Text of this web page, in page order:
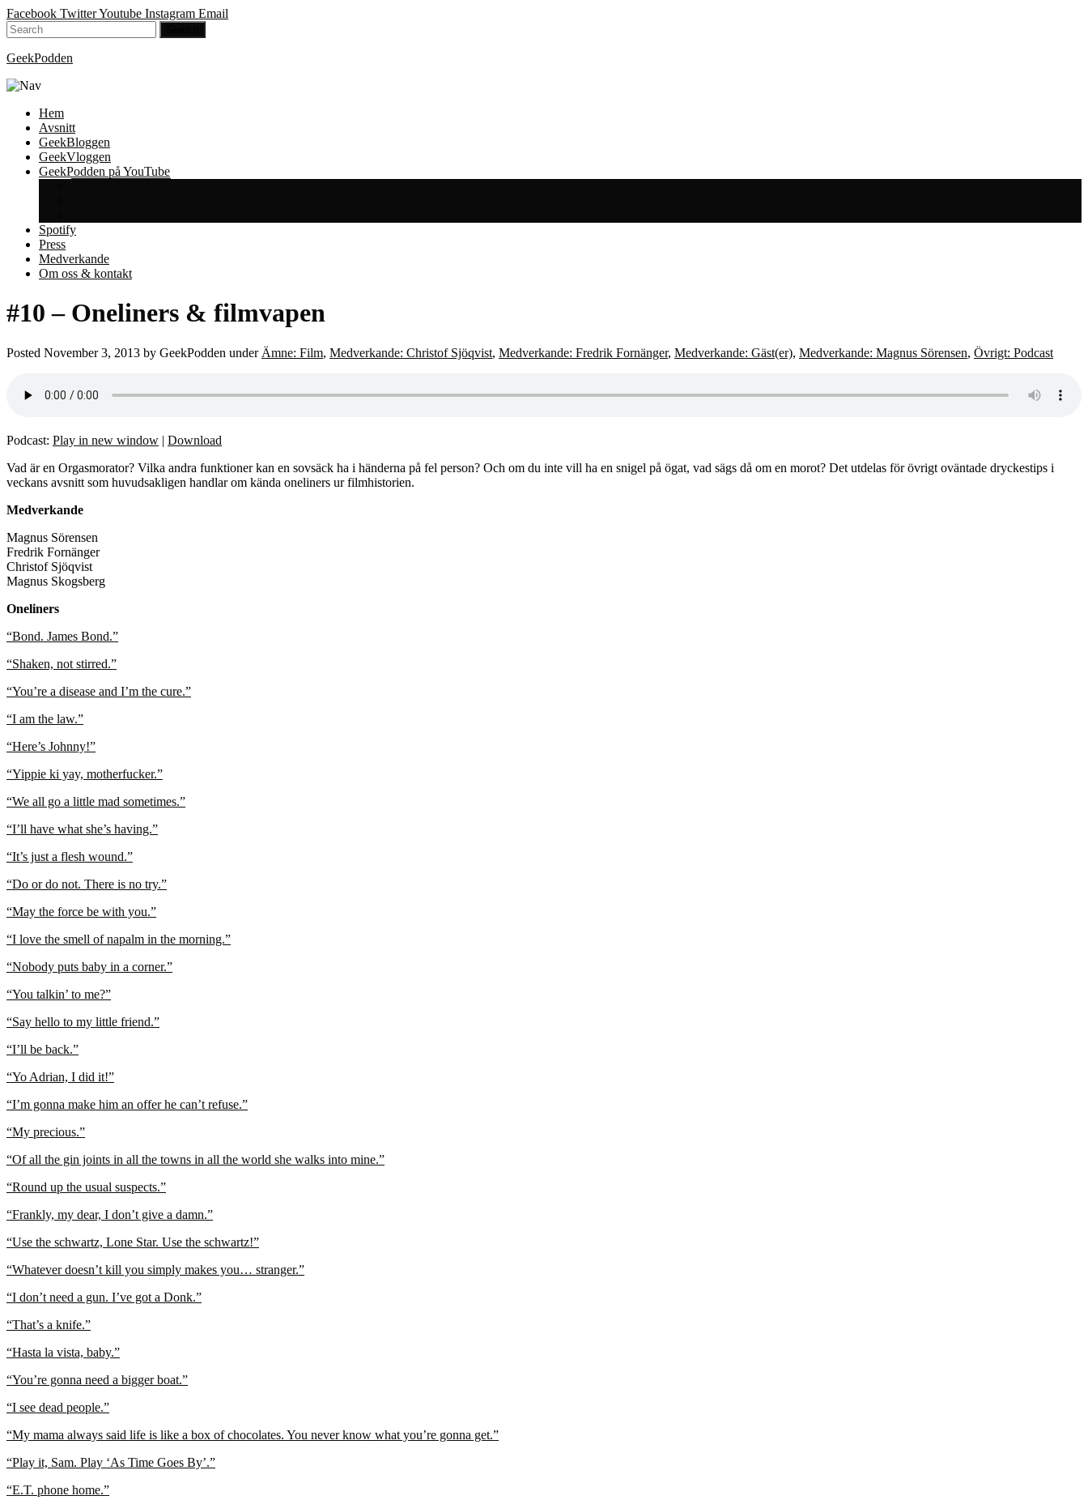
Facebook TwitterYoutube Instagram Email
GeekPodden
Hem
Avsnitt
GeekBloggen
GeekVloggen
GeekPodden på YouTube
Spotify
Press
Medverkande
Om oss & kontakt
#10 – Oneliners & filmvapen
Posted November 3, 2013 by GeekPodden under Ämne: Film, Medverkande: Christof Sjöqvist, Medverkande: Fredrik Fornänger, Medverkande: Gäst(er), Medverkande: Magnus Sörensen, Övrigt: Podcast
Podcast: Play in new window | Download
Vad är en Orgasmorator? Vilka andra funktioner kan en sovsäck ha i händerna på fel person? Och om du inte vill ha en snigel på ögat, vad sägs då om en morot? Det utdelas för övrigt oväntade dryckestips i
veckans avsnitt som huvudsakligen handlar om kända oneliners ur filmhistorien.
Medverkande
Magnus Sörensen
Fredrik Fornänger
Christof Sjöqvist
Magnus Skogsberg
Oneliners
“Bond. James Bond.”
“Shaken, not stirred.”
“You’re a disease and I’m the cure.”
“I am the law.”
“Here’s Johnny!”
“Yippie ki yay, motherfucker.”
“We all go a little mad sometimes.”
“I’ll have what she’s having.”
“It’s just a flesh wound.”
“Do or do not. There is no try.”
“May the force be with you.”
“I love the smell of napalm in the morning.”
“Nobody puts baby in a corner.”
“You talkin’ to me?”
“Say hello to my little friend.”
“I’ll be back.”
“Yo Adrian, I did it!”
“I’m gonna make him an offer he can’t refuse.”
“My precious.”
“Of all the gin joints in all the towns in all the world she walks into mine.”
“Round up the usual suspects.”
“Frankly, my dear, I don’t give a damn.”
“Use the schwartz, Lone Star. Use the schwartz!”
“Whatever doesn’t kill you simply makes you… stranger.”
“I don’t need a gun. I’ve got a Donk.”
“That’s a knife.”
“Hasta la vista, baby.”
“You’re gonna need a bigger boat.”
“I see dead people.”
“My mama always said life is like a box of chocolates. You never know what you’re gonna get.”
“Play it, Sam. Play ‘As Time Goes By’.”
“E.T. phone home.”